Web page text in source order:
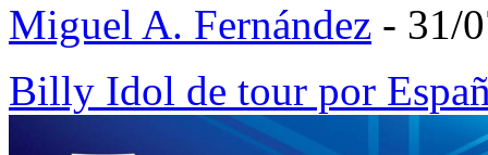
Miguel A. Fernández - 31/
Billy Idol de tour por